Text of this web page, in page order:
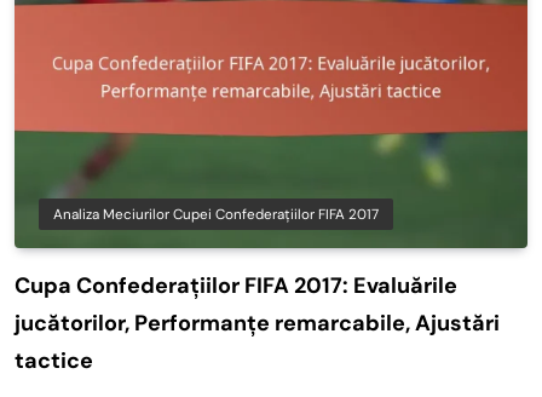
Analiza Meciurilor Cupei Confederațiilor FIFA 2017
Cupa Confederațiilor FIFA 2017: Evaluările
jucătorilor, Performanțe remarcabile, Ajustări
tactice